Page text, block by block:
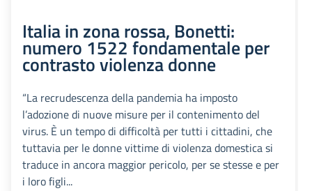
Italia in zona rossa, Bonetti:
numero 1522 fondamentale per
contrasto violenza donne
“La recrudescenza della pandemia ha imposto
l’adozione di nuove misure per il contenimento del
virus. È un tempo di difficoltà per tutti i cittadini, che
tuttavia per le donne vittime di violenza domestica si
traduce in ancora maggior pericolo, per se stesse e per
i loro figli...